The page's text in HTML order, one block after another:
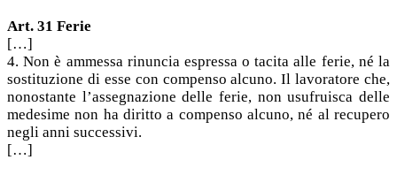
Art. 31 Ferie
[…]
4. Non è ammessa rinuncia espressa o tacita alle ferie, né la
sostituzione di esse con compenso alcuno. Il lavoratore che,
nonostante l’assegnazione delle ferie, non usufruisca delle
medesime non ha diritto a compenso alcuno, né al recupero
negli anni successivi.
[…]